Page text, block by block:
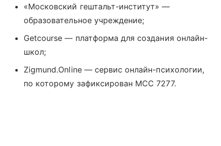
«Московский гештальт-институт» —
образовательное учреждение;
Getcourse — платформа для создания онлайн-
школ;
Zigmund.Online — сервис онлайн-психологии,
по которому зафиксирован MCC 7277.